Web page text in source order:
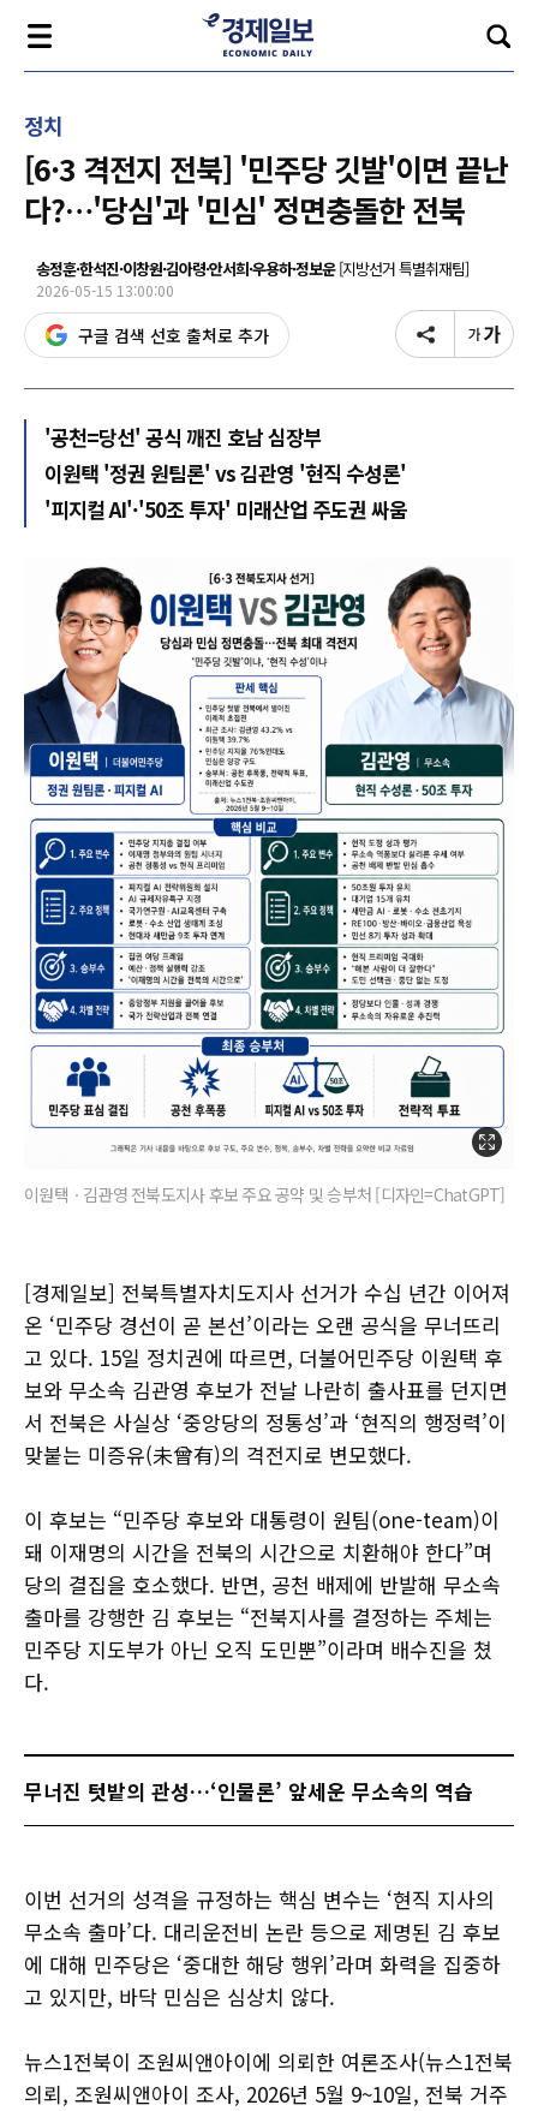
정치
[6·3 격전지 전북] '민주당 깃발'이면 끝난
다?…'당심'과 '민심' 정면충돌한 전북
송정훈·한석진·이창원·김아령·안서희·우용하·정보운[지방선거 특별취재팀]
2026-05-15 13:00:00
구글 검색 선호 출처로 추가
'공천=당선' 공식 깨진 호남 심장부
이원택 '정권 원팀론' vs 김관영 '현직 수성론'
'피지컬 AI'·'50조 투자' 미래산업 주도권 싸움
이원택ㆍ김관영 전북도지사 후보 주요 공약 및 승부처 [디자인=ChatGPT]
[경제일보] 전북특별자치도지사 선거가 수십 년간 이어져
온 ‘민주당 경선이 곧 본선’이라는 오랜 공식을 무너뜨리
고 있다. 15일 정치권에 따르면, 더불어민주당 이원택 후
보와 무소속 김관영 후보가 전날 나란히 출사표를 던지면
서 전북은 사실상 ‘중앙당의 정통성’과 ‘현직의 행정력’이
맞붙는 미증유(未曾有)의 격전지로 변모했다.
이 후보는 “민주당 후보와 대통령이 원팀(one-team)이
돼 이재명의 시간을 전북의 시간으로 치환해야 한다”며
당의 결집을 호소했다. 반면, 공천 배제에 반발해 무소속
출마를 강행한 김 후보는 “전북지사를 결정하는 주체는
민주당 지도부가 아닌 오직 도민뿐”이라며 배수진을 쳤
다.
무너진 텃밭의 관성…‘인물론’ 앞세운 무소속의 역습
이번 선거의 성격을 규정하는 핵심 변수는 ‘현직 지사의
무소속 출마’다. 대리운전비 논란 등으로 제명된 김 후보
에 대해 민주당은 ‘중대한 해당 행위’라며 화력을 집중하
고 있지만, 바닥 민심은 심상치 않다.
뉴스1전북이 조원씨앤아이에 의뢰한 여론조사(뉴스1전북
의뢰, 조원씨앤아이 조사, 2026년 5월 9~10일, 전북 거주